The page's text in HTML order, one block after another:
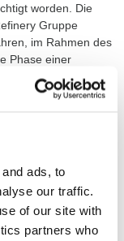
ads, to
our traffic.
of our site with
partners who
worden. Die
Gruppe
im Rahmen des
Phase einer
6.000 Tonnen
how und
sieht die
vor. Dazu zählen
einem
Zentrifugen.